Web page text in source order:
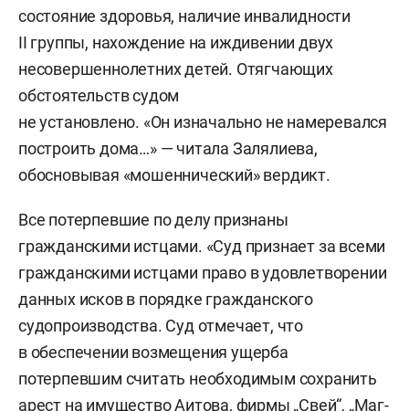
состояние здоровья, наличие инвалидности
II группы, нахождение на иждивении двух
несовершеннолетних детей. Отягчающих
обстоятельств судом
не установлено. «Он изначально не намеревался
построить дома…» — читала Залялиева,
обосновывая «мошеннический» вердикт.
Все потерпевшие по делу признаны
гражданскими истцами. «Суд признает за всеми
гражданскими истцами право в удовлетворении
данных исков в порядке гражданского
судопроизводства. Суд отмечает, что
в обеспечении возмещения ущерба
потерпевшим считать необходимым сохранить
арест на имущество Аитова, фирмы „Свей“, „Маг-